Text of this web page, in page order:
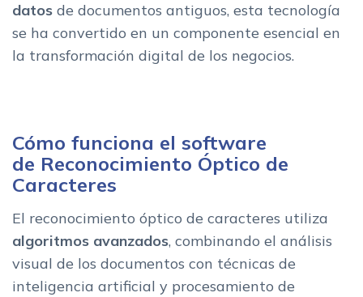
datos de documentos antiguos, esta tecnología
se ha convertido en un componente esencial en
la transformación digital de los negocios.
Cómo funciona el software
de Reconocimiento Óptico de
Caracteres
El reconocimiento óptico de caracteres utiliza
algoritmos avanzados, combinando el análisis
visual de los documentos con técnicas de
inteligencia artificial y procesamiento de